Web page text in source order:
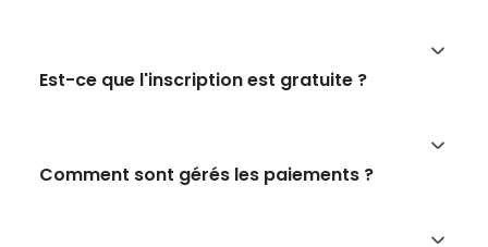
Est-ce que l'inscription est gratuite ?
Comment sont gérés les paiements ?